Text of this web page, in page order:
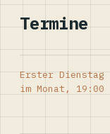
Termine
Erster Dienstag
im Monat, 19:00